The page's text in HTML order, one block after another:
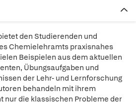
den Studierenden und
Chemielehramts praxisnahes
Beispielen aus dem aktuellen
Übungsaufgaben und
der Lehr- und Lernforschung
behandeln mit ihrem
nur die klassischen Probleme der